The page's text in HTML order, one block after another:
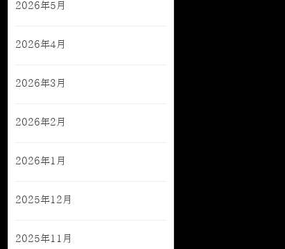
2026年5月
2026年4月
2026年3月
2026年2月
2026年1月
2025年12月
2025年11月